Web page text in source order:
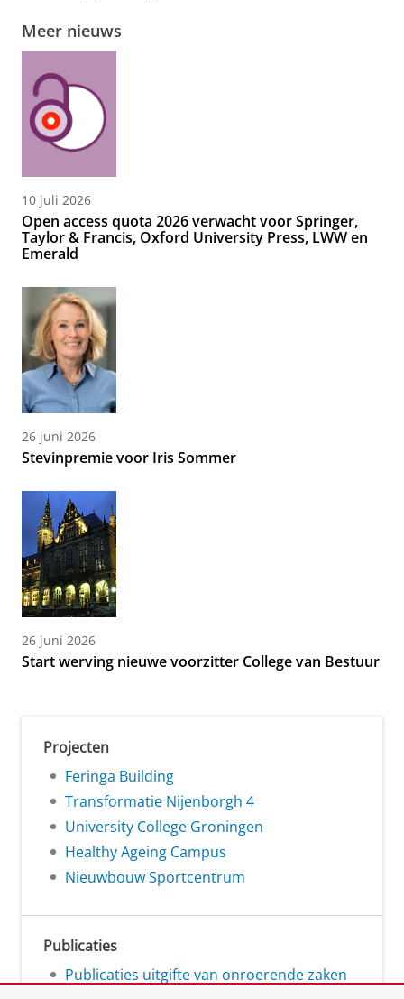
Meer nieuws
10 juli 2026
Open access quota 2026 verwacht voor Springer,
Taylor & Francis, Oxford University Press, LWW en
Emerald
26 juni 2026
Stevinpremie voor Iris Sommer
26 juni 2026
Start werving nieuwe voorzitter College van Bestuur
Projecten
Feringa Building
Transformatie Nijenborgh 4
University College Groningen
Healthy Ageing Campus
Nieuwbouw Sportcentrum
Publicaties
Publicaties uitgifte van onroerende zaken